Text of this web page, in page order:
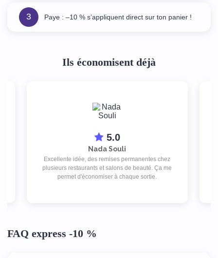
3 Paye : –10 % s’appliquent direct sur ton panier !
Ils économisent déjà
5.0
Nada Souli
Excellente idée, des remises permanentes chez
plusieurs restaurants et salons de beauté. Ça me
permet d'économiser à chaque sortie.
FAQ express -10 %